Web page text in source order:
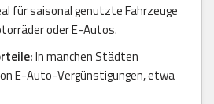
für saisonal genutzte Fahrzeuge
oder E-Autos.
In manchen Städten
E-Auto-Vergünstigungen, etwa